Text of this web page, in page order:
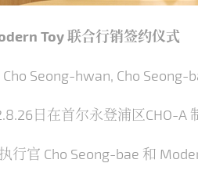
Toy 联合行销签约仪式
Cho Seong-hwan, Cho
日在首尔永登浦区CHO-
行官 Cho Seong-bae 和